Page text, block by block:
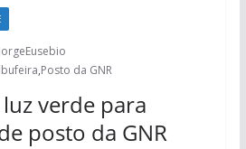
JorgeEusebio
,Posto da GNR
verde para
posto da GNR